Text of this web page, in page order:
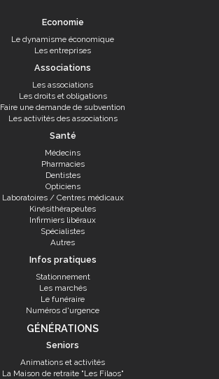
Economie
Le dynamisme économique
Les entreprises
Associations
Les associations
Les droits et obligations
Faire une demande de subvention
Les activités des associations
Santé
Médecins
Pharmacies
Dentistes
Opticiens
Laboratoires / Centres médicaux
Kinésithérapeutes
Infirmiers libéraux
Spécialistes
Autres
Infos pratiques
Stationnement
Les marchés
Le funéraire
Numéros d'urgence
GÉNÉRATIONS
Seniors
Animations et activités
La Maison de retraite "Les Filaos"